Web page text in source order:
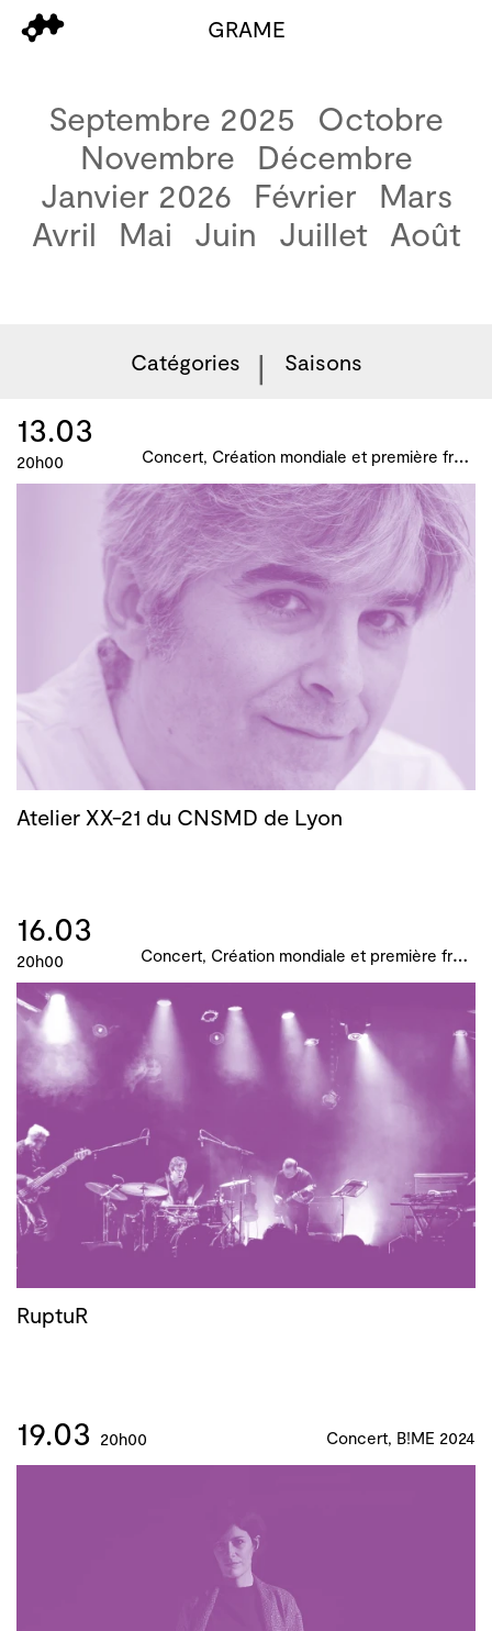
GRAME
Septembre 2025
Octobre
Novembre
Décembre
Janvier 2026
Février
Mars
Avril
Mai Juin Juillet Août
Catégories Saisons
13.03
20h00 C
oncert, Création mondiale et première française, B!ME 2024
Atelier XX-21 du CNSMD de Lyon
16.03
20h00 C
oncert, Création mondiale et première française, B!ME 2024
RuptuR
19.03 20h00 Concert, B!ME 2024